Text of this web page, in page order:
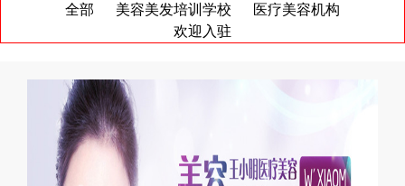
全部 美容美发培训学校
医疗美容机构
欢迎入驻